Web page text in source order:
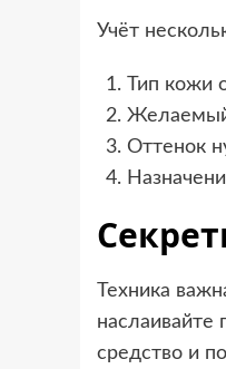
Учёт
Тип кожи
Желаемый
Оттенок
Техника
наслаивайте
средство и